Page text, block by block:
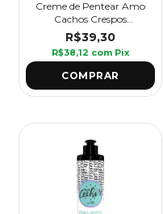
Creme de Pentear Amo
Cachos Crespos
Vibrantes 1L - Griffus
R$39,30
R$38,12 com Pix